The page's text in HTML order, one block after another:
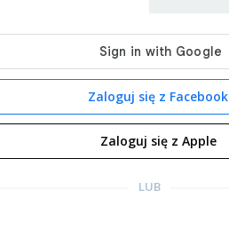
Zaloguj się z Facebook
Zaloguj się z Apple
LUB